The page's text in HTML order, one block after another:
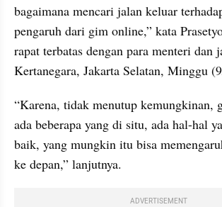
bagaimana mencari jalan keluar
pengaruh dari gim online,” kata
rapat terbatas dengan para menteri dan
Kertanegara, Jakarta Selatan, Minggu
“Karena, tidak menutup kemungkinan,
ada beberapa yang di situ, ada hal-hal
baik, yang mungkin itu bisa
ke depan,” lanjutnya.
ADVERTISEMENT